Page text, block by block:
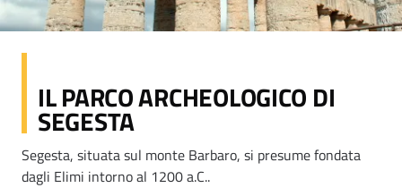
IL PARCO ARCHEOLOGICO DI
SEGESTA
Segesta, situata sul monte Barbaro, si presume fondata
dagli Elimi intorno al 1200 a.C..